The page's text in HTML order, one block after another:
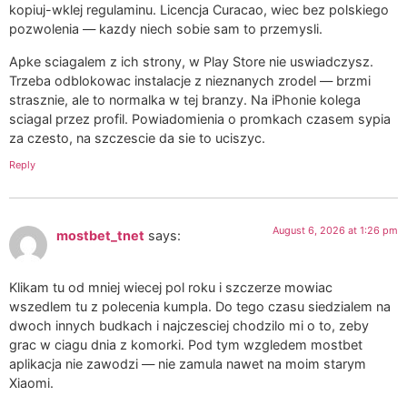
kopiuj-wklej regulaminu. Licencja Curacao, wiec bez polskiego
pozwolenia — kazdy niech sobie sam to przemysli.
Apke sciagalem z ich strony, w Play Store nie uswiadczysz.
Trzeba odblokowac instalacje z nieznanych zrodel — brzmi
strasznie, ale to normalka w tej branzy. Na iPhonie kolega
sciagal przez profil. Powiadomienia o promkach czasem sypia
za czesto, na szczescie da sie to uciszyc.
Reply
mostbet_tnet says: August 6, 2026 at 1:26 pm
Klikam tu od mniej wiecej pol roku i szczerze mowiac
wszedlem tu z polecenia kumpla. Do tego czasu siedzialem na
dwoch innych budkach i najczesciej chodzilo mi o to, zeby
grac w ciagu dnia z komorki. Pod tym wzgledem mostbet
aplikacja nie zawodzi — nie zamula nawet na moim starym
Xiaomi.